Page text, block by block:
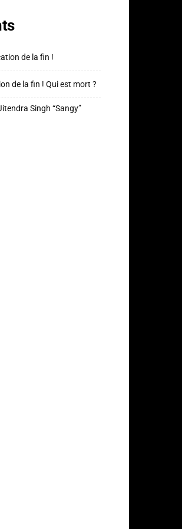
de la fin !
de la fin ! Qui est mort ?
Singh “Sangy”